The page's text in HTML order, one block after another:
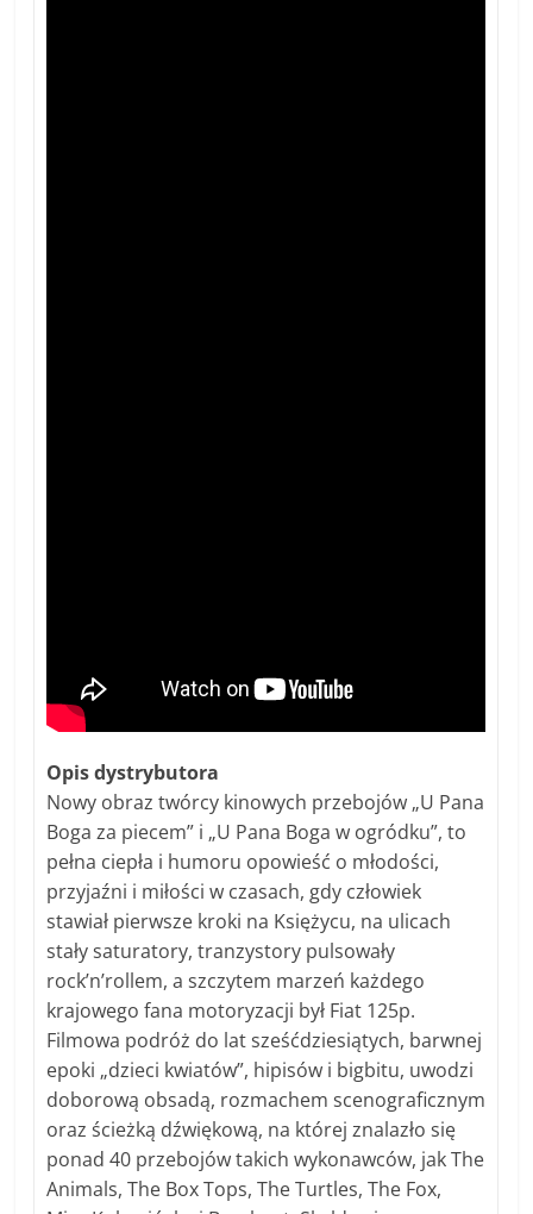
Opis dystrybutora
Nowy obraz twórcy kinowych przebojów „U Pana
Boga za piecem” i „U Pana Boga w ogródku”, to
pełna ciepła i humoru opowieść o młodości,
przyjaźni i miłości w czasach, gdy człowiek
stawiał pierwsze kroki na Księżycu, na ulicach
stały saturatory, tranzystory pulsowały
rock’n’rollem, a szczytem marzeń każdego
krajowego fana motoryzacji był Fiat 125p.
Filmowa podróż do lat sześćdziesiątych, barwnej
epoki „dzieci kwiatów”, hipisów i bigbitu, uwodzi
doborową obsadą, rozmachem scenograficznym
oraz ścieżką dźwiękową, na której znalazło się
ponad 40 przebojów takich wykonawców, jak The
Animals, The Box Tops, The Turtles, The Fox,